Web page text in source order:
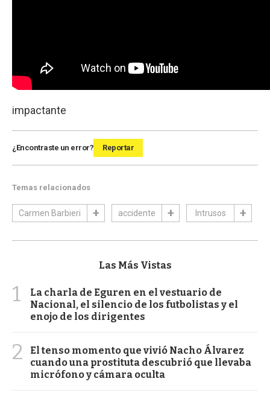
impactante
¿Encontraste un error? Reportar
Temas relacionados
Carmen Barbieri accidente Intrusos
Las Más Vistas
1
La charla de Eguren en el vestuario de
Nacional, el silencio de los futbolistas y el
enojo de los dirigentes
2
El tenso momento que vivió Nacho Álvarez
cuando una prostituta descubrió que llevaba
micrófono y cámara oculta